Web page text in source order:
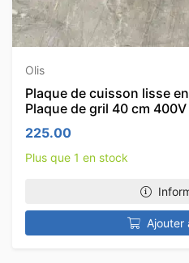
Olis
Plaque de cuisson lisse
Plaque de gril 40 cm
225.00
Plus que 1 en stock
Ajouter